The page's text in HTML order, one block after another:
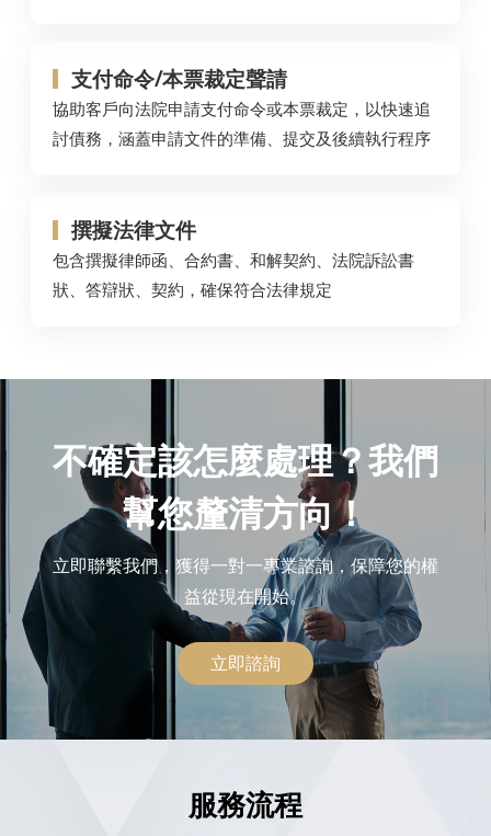
支付命令/本票裁定聲請
協助客戶向法院申請支付命令或本票裁定，以快速追
討債務，涵蓋申請文件的準備、提交及後續執行程序
撰擬法律文件
包含撰擬律師函、合約書、和解契約、法院訴訟書
狀、答辯狀、契約，確保符合法律規定
不確定該怎麼處理？我們
幫您釐清方向！
立即聯繫我們，獲得一對一專業諮詢，保障您的權
益從現在開始。
立即諮詢
服務流程